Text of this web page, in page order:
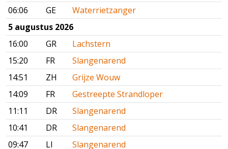
06:06
GE
Waterrietzanger
5 augustus 2026
16:00
GR
Lachstern
15:20
FR
Slangenarend
14:51
ZH
Grijze Wouw
14:09
FR
Gestreepte Strandloper
11:11
DR
Slangenarend
10:41
DR
Slangenarend
09:47
LI
Slangenarend